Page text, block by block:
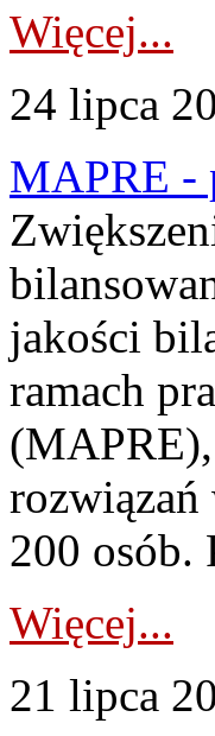
Więcej...
24 lipca
MAPRE -
jakości
ramach
rozwiązań
200 osób.
Więcej...
21 lipca